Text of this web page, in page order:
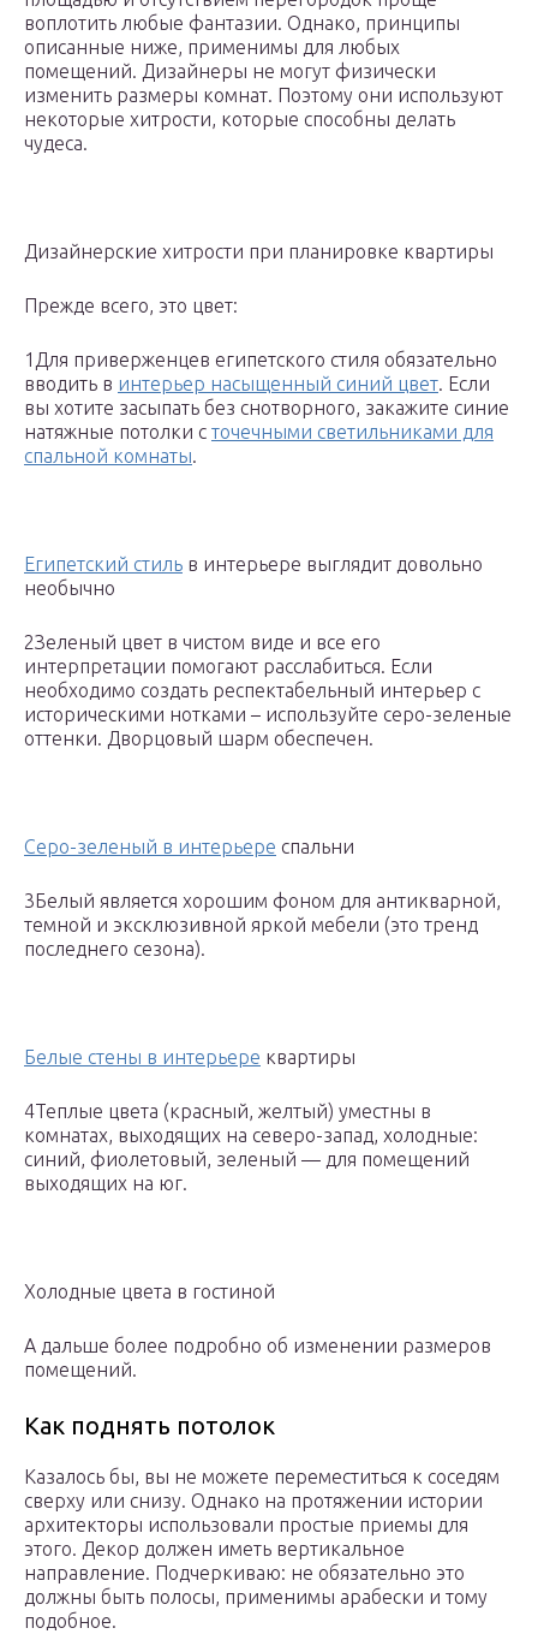
воплотить любые фантазии. Однако, принципы
описанные ниже, применимы для любых
помещений. Дизайнеры не могут физически
изменить размеры комнат. Поэтому они используют
некоторые хитрости, которые способны делать
чудеса.
Дизайнерские хитрости при планировке квартиры
Прежде всего, это цвет:
1Для приверженцев египетского стиля обязательно
вводить в интерьер насыщенный синий цвет. Если
вы хотите засыпать без снотворного, закажите синие
натяжные потолки с точечными светильниками для
спальной комнаты.
Египетский стиль в интерьере выглядит довольно
необычно
2Зеленый цвет в чистом виде и все его
интерпретации помогают расслабиться. Если
необходимо создать респектабельный интерьер с
историческими нотками – используйте серо-зеленые
оттенки. Дворцовый шарм обеспечен.
Серо-зеленый в интерьере спальни
3Белый является хорошим фоном для антикварной,
темной и эксклюзивной яркой мебели (это тренд
последнего сезона).
Белые стены в интерьере квартиры
4Теплые цвета (красный, желтый) уместны в
комнатах, выходящих на северо-запад, холодные:
синий, фиолетовый, зеленый — для помещений
выходящих на юг.
Холодные цвета в гостиной
А дальше более подробно об изменении размеров
помещений.
Как поднять потолок
Казалось бы, вы не можете переместиться к соседям
сверху или снизу. Однако на протяжении истории
архитекторы использовали простые приемы для
этого. Декор должен иметь вертикальное
направление. Подчеркиваю: не обязательно это
должны быть полосы, применимы арабески и тому
подобное.